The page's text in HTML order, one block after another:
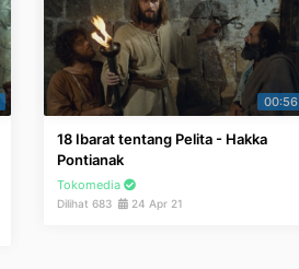
00:56
18 Ibarat tentang Pelita - Hakka
Pontianak
Tokomedia
Dilihat 683 24 Apr 21